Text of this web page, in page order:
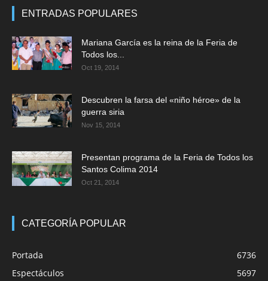
ENTRADAS POPULARES
Mariana García es la reina de la Feria de
Todos los...
Oct 19, 2014
Descubren la farsa del «niño héroe» de la
guerra siria
Nov 15, 2014
Presentan programa de la Feria de Todos los
Santos Colima 2014
Oct 21, 2014
CATEGORÍA POPULAR
Portada
6736
Espectáculos
5697